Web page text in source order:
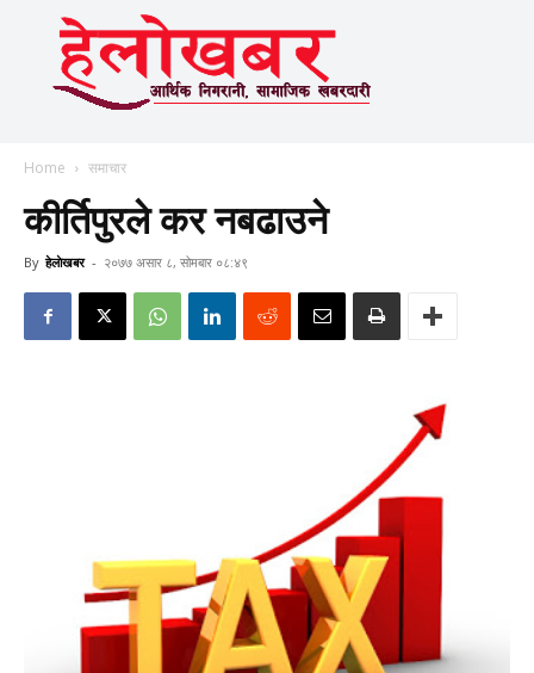
Home समाचार
कीर्तिपुरले कर नबढाउने
By हेलाेखबर - २०७७ असार ८, सोमबार ०८:४९